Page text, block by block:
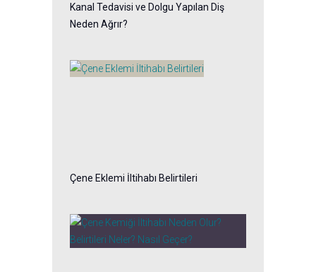
Kanal Tedavisi ve Dolgu Yapılan Diş
Neden Ağrır?
Çene Eklemi İltihabı Belirtileri